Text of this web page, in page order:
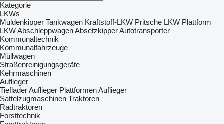
Kategorie
LKWs
Muldenkipper Tankwagen Kraftstoff-LKW Pritsche LKW Plattform
LKWAbschleppwagenAbsetzkipperAutotransporter
Kommunaltechnik
Kommunalfahrzeuge
Müllwagen
Straßenreinigungsgeräte
Kehrmaschinen
Auflieger
Tieflader Auflieger Plattformen Auflieger
Sattelzugmaschinen Traktoren
Radtraktoren
Forsttechnik